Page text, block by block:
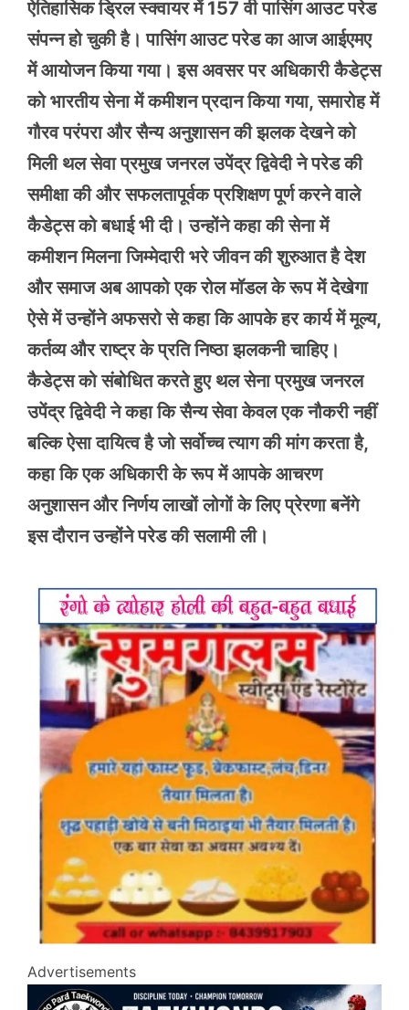
ऐतिहासिक ड्रिल स्क्वायर में 157 वी पासिंग आउट परेड
संपन्न हो चुकी है। पासिंग आउट परेड का आज आईएमए
में आयोजन किया गया। इस अवसर पर अधिकारी कैडेट्स
को भारतीय सेना में कमीशन प्रदान किया गया, समारोह में
गौरव परंपरा और सैन्य अनुशासन की झलक देखने को
मिली थल सेवा प्रमुख जनरल उपेंद्र द्विवेदी ने परेड की
समीक्षा की और सफलतापूर्वक प्रशिक्षण पूर्ण करने वाले
कैडेट्स को बधाई भी दी। उन्होंने कहा की सेना में
कमीशन मिलना जिम्मेदारी भरे जीवन की शुरुआत है देश
और समाज अब आपको एक रोल मॉडल के रूप में देखेगा
ऐसे में उन्होंने अफसरो से कहा कि आपके हर कार्य में मूल्य,
कर्तव्य और राष्ट्र के प्रति निष्ठा झलकनी चाहिए।
कैडेट्स को संबोधित करते हुए थल सेना प्रमुख जनरल
उपेंद्र द्विवेदी ने कहा कि सैन्य सेवा केवल एक नौकरी नहीं
बल्कि ऐसा दायित्व है जो सर्वोच्च त्याग की मांग करता है,
कहा कि एक अधिकारी के रूप में आपके आचरण
अनुशासन और निर्णय लाखों लोगों के लिए प्रेरणा बनेंगे
इस दौरान उन्होंने परेड की सलामी ली।
Advertisements